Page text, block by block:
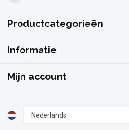
Productcategorieën
Informatie
Mijn account